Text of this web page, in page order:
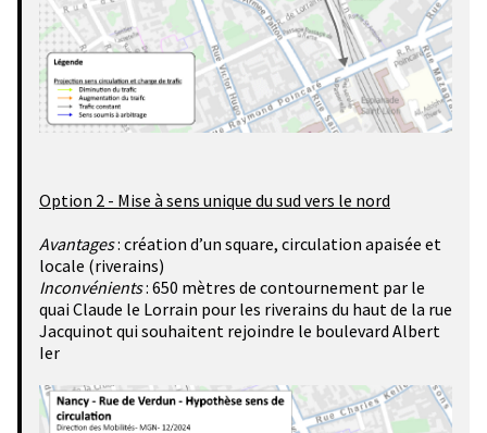
Option 2 - Mise à sens unique du sud vers le nord
Avantages: création d’un square, circulation apaisée et
locale (riverains)
Inconvénients: 650 mètres de contournement par le
quai Claude le Lorrain pour les riverains du haut de la rue
Jacquinot qui souhaitent rejoindre le boulevard Albert
Ier